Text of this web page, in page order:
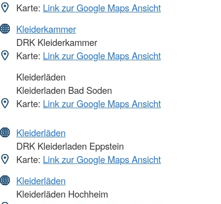
Karte: Link zur Google Maps Ansicht
Kleiderkammer
DRK Kleiderkammer
Karte: Link zur Google Maps Ansicht
Kleiderläden
Kleiderladen Bad Soden
Karte: Link zur Google Maps Ansicht
Kleiderläden
DRK Kleiderladen Eppstein
Karte: Link zur Google Maps Ansicht
Kleiderläden
Kleiderläden Hochheim